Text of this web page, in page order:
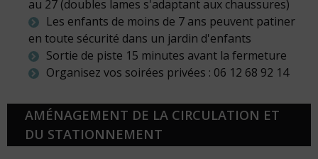
au 27 (doubles lames s'adaptant aux chaussures)
Les enfants de moins de 7 ans peuvent patiner
en toute sécurité dans un jardin d'enfants
Sortie de piste 15 minutes avant la fermeture
Organisez vos soirées privées : 06 12 68 92 14
AMÉNAGEMENT DE LA CIRCULATION ET
DU STATIONNEMENT